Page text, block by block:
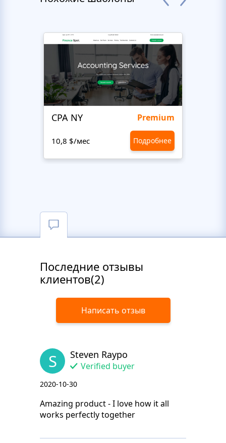
CPA NY Premium
10,8 $/мес Подробнее
Последние отзывы
клиентов(2)
Написать отзыв
S Steven Raypo
Verified buyer
2020-10-30
Amazing product - I love how it all
works perfectly together